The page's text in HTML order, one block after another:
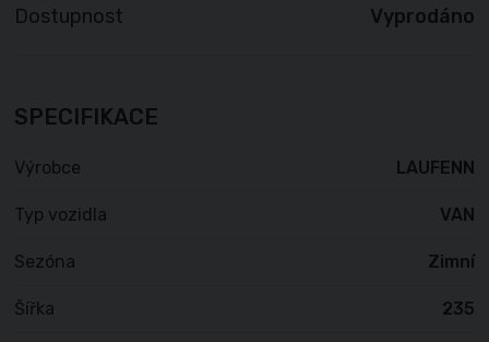
Dostupnost Vyprodáno
SPECIFIKACE
Výrobce LAUFENN
Typ vozidla VAN
Sezóna Zimní
Šířka 235